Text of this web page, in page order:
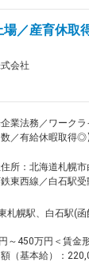
まりチェック）
の確認・協力会社
有・課題整理・週
協力業者への連絡
より変動あり） ■当社に
社を超えるメーカ
会社として、北海
道ナンバーワン企
万円（賞与・残
目安の金額であり
月給(月額)は固定
場／産育休取
会社
企業法務／ワーク
暇取得◎】 ■職務内容： 法務
だきます。 ≪・・・具体的に
締結する契約書
検討します。 ・
としての対応を検
施や動画教材作成
担当します。 ・
所：北海道札幌市
東西線／白石駅受
の定める事業所
札幌駅、白石駅(函
～450万円＜賃金
（基本給）：